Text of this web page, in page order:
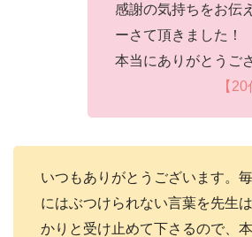
感謝の気持ちをお伝
ーさて頂きました！
本当にありがとうご
【
いつもありがとうございます。
にはぶつけられない言葉を先生
かりと受け止めて下さるので、